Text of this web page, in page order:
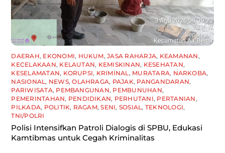
DAERAH, EKONOMI, HUKUM,JASA RAHARJA, KEAMANAN ,
KECELAKAAN, KELAUTAN, KEMISKINAN, KESEHATAN,
KESELAMATAN, KORUPSI, KRIMINAL , MURATARA, NARKOBA,
NASIONAL , NEWS,OLAHRAGA, PAJAK, PANGANDARAN,
PARIWISATA, PEMBANGUNAN, PEMBUNUHAN,
PEMERINTAHAN, PENDIDIKAN, PERHUTANI, PERTANIAN ,
PILKADA, POLITIK, RAGAM,SENI, SOSIAL , TEKNOLOGI,
TNI/POLRI
Polisi Intensifkan Patroli Dialogis di SPBU, Edukasi
Kamtibmas untuk Cegah Kriminalitas